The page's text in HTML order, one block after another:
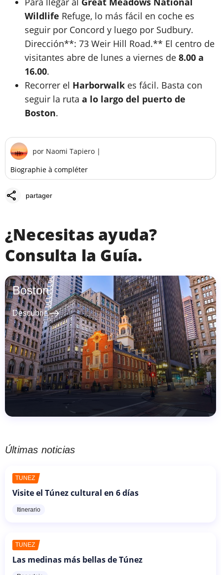
Wildlife Refuge, lo más fácil en coche es
seguir por Concord y luego por Sudbury.
Dirección**: 73 Weir Hill Road.** El centro de
visitantes abre de lunes a viernes de 8.00 a
16.00.
Recorrer el Harborwalk es fácil. Basta con
seguir la ruta a lo largo del puerto de
Boston.
por Naomi Tapiero |
Biographie à compléter
share partager
¿Necesitas ayuda?
Consulta la Guía.
Boston
Descubrir east
Últimas noticias
TÚNEZ
Visite el Túnez cultural en 6 días
Itinerario
TÚNEZ
Las medinas más bellas de Túnez